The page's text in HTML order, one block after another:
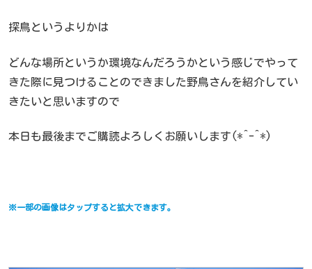
探鳥というよりかは
どんな場所というか環境なんだろうかという感じでやって
きた際に見つけることのできました野鳥さんを紹介してい
きたいと思いますので
本日も最後までご購読よろしくお願いします(*^-^*)
※一部の画像はタップすると拡大できます。